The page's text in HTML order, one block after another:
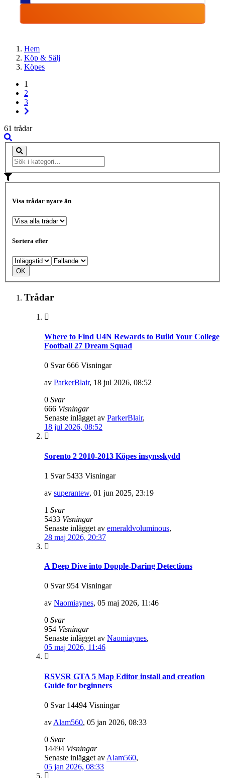
Hem
Köp & Sälj
Köpes
1
2
3
61 trådar
Visa trådar nyare än
Sortera efter
Trådar
Where to Find U4N Rewards to Build Your College
Football 27 Dream Squad
0 Svar 666 Visningar
av ParkerBlair, 18 jul 2026, 08:52
0 Svar
666 Visningar
Senaste inlägget av ParkerBlair,
18 jul 2026, 08:52
Sorento 2 2010-2013 Köpes insynsskydd
1 Svar 5433 Visningar
av superantew, 01 jun 2025, 23:19
1 Svar
5433 Visningar
Senaste inlägget av emeraldvoluminous,
28 maj 2026, 20:37
A Deep Dive into Dopple-Daring Detections
0 Svar 954 Visningar
av Naomiaynes, 05 maj 2026, 11:46
0 Svar
954 Visningar
Senaste inlägget av Naomiaynes,
05 maj 2026, 11:46
RSVSR GTA 5 Map Editor install and creation
Guide for beginners
0 Svar 14494 Visningar
av Alam560, 05 jan 2026, 08:33
0 Svar
14494 Visningar
Senaste inlägget av Alam560,
05 jan 2026, 08:33